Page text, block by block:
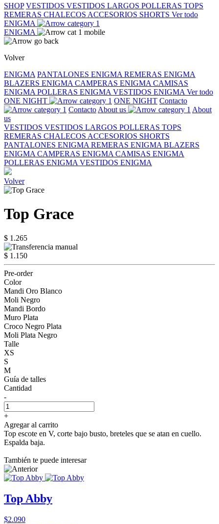
SHOP VESTIDOS VESTIDOS LARGOS POLLERAS TOPS
REMERAS CHALECOS ACCESORIOS SHORTS Ver todo
ENIGMA
ENIGMA
Volver
ENIGMA PANTALONES ENIGMA REMERAS ENIGMA
BLAZERS ENIGMA CAMPERAS ENIGMA CAMISAS
ENIGMA POLLERAS ENIGMA VESTIDOS ENIGMA Ver todo
ONE NIGHT
ONE NIGHT Contacto
Contacto About us
About
us
VESTIDOS VESTIDOS LARGOS POLLERAS TOPS
REMERAS CHALECOS ACCESORIOS SHORTS
PANTALONES ENIGMA REMERAS ENIGMA BLAZERS
ENIGMA CAMPERAS ENIGMA CAMISAS ENIGMA
POLLERAS ENIGMA VESTIDOS ENIGMA
Volver
Top Grace
$ 1.265
$ 1.150
Pre-order
Color
Mandi Oro Blanco
Moli Negro
Mandi Bordo
Muro Plata
Croco Negro Plata
Moli Plata Negro
Talle
XS
S
M
Guía de talles
Cantidad
-
+
Agregar al carrito
Top escote en V, corte bajo busto, breteles que se atan en cuello.
Espalda baja.
También te puede interesar
Top Abby
$2.090